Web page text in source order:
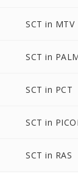
SCT in MTV
SCT in
SCT in PCT
SCT in
SCT in RAS